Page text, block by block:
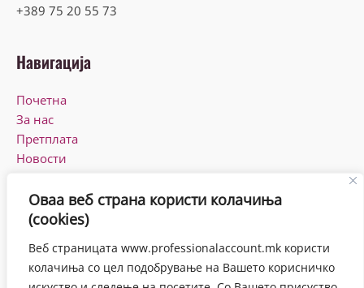
Оваа веб страна користи колачиња
(cookies)
Веб страницата www.professionalaccount.mk користи
колачиња со цел подобрување на Вашето корисничко
+389 75 20 55 73
Навигација
Почетна
За нас
Претплата
Новости
Контакт
Работно време
Понеделник-Петок
08:00-16:00